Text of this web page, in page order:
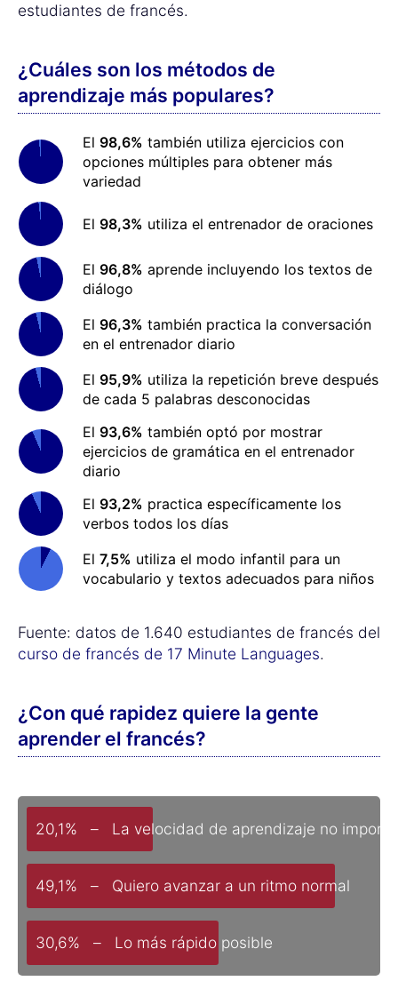
estudiantes de francés.
¿Cuáles son los métodos de
aprendizaje más populares?
El 98,6% también utiliza ejercicios con
opciones múltiples para obtener más
variedad
El 98,3% utiliza el entrenador de oraciones
El 96,8% aprende incluyendo los textos de
diálogo
El 96,3% también practica la conversación
en el entrenador diario
El 95,9% utiliza la repetición breve después
de cada 5 palabras desconocidas
El 93,6% también optó por mostrar
ejercicios de gramática en el entrenador
diario
El 93,2% practica específicamente los
verbos todos los días
El 7,5% utiliza el modo infantil para un
vocabulario y textos adecuados para niños
Fuente: datos de 1.640 estudiantes de francés del
curso de francés de 17 Minute Languages.
¿Con qué rapidez quiere la gente
aprender el francés?
20,1% – La velocidad de aprendizaje no importa
49,1% – Quiero avanzar a un ritmo normal
30,6% – Lo más rápido posible